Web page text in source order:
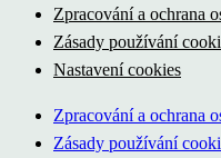
Zpracování a ochrana
Zásady používání
Nastavení cookies
Zpracování a ochrana
Zásady používání